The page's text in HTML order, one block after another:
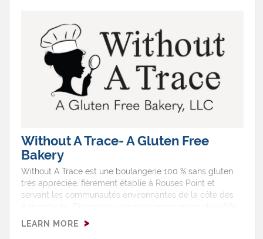
tout nouveau comptoir de crème glacée qui servira des
classiques de l’été directement sur place. Pensé comme
un endroit « où l’été ralentit », c’est pas mal votre
nouvelle excuse pour vous offrir un cornet après avoir
déniché la trouvaille vintage parfaite ou un produit local
coup de cœur. Que vous soyez en mode chasse aux
trésors, en balade ou simplement là pour l’ambiance, ce
petit bijou est le genre d’endroit où on a envie de
Without A Trace- A Gluten Free
Bakery
Without A Trace est une boulangerie 100 % sans gluten
très appréciée, fièrement établie à Rouses Point et
servant les communautés environnantes de la côte des
la boulangerie se spécialise dans la création de
LEARN MORE